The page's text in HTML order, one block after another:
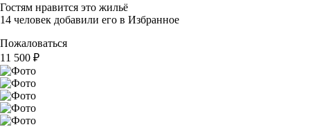
Гостям нравится это жильё
14 человек добавили его в Избранное
Пожаловаться
11 500 ₽